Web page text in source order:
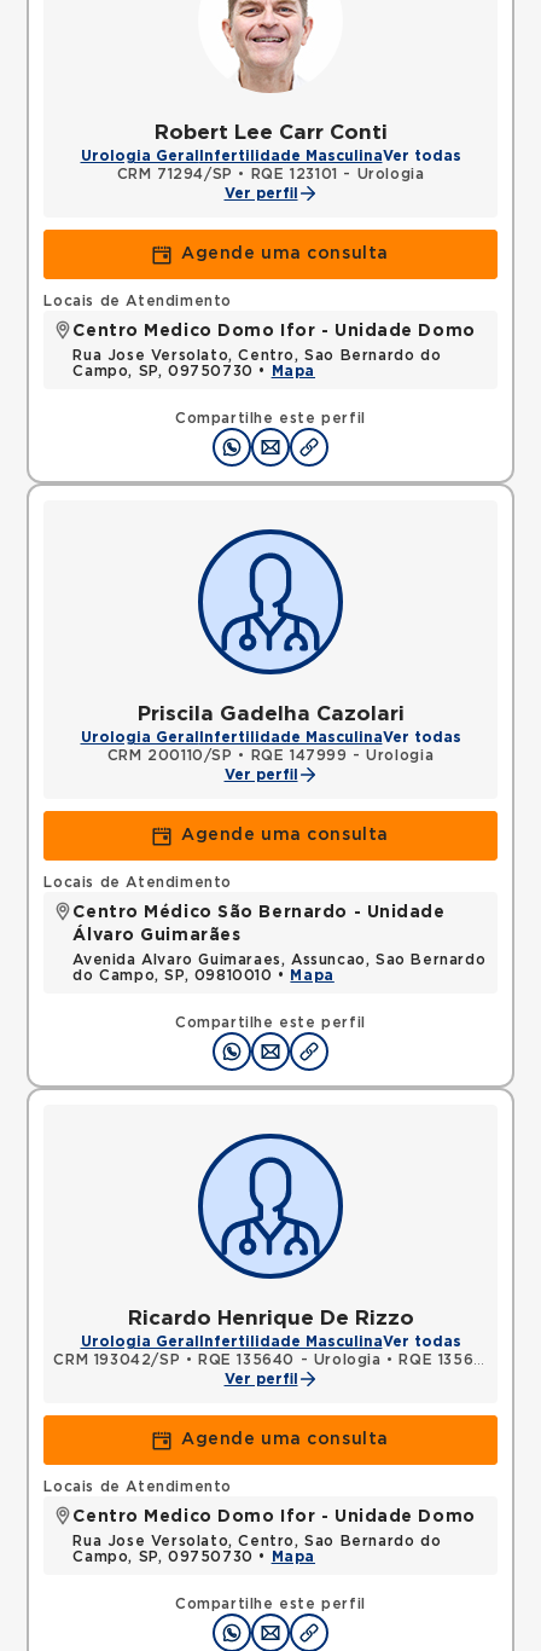
Robert Lee Carr Conti
Urologia Geral Infertilidade MasculinaVer todas
CRM 71294/SP •
RQE 123101 - Urologia
Ver perfil
Agende uma consulta
Compartilhe este perfil
Locais de Atendimento
Centro Medico Domo Ifor - Unidade Domo
Rua Jose Versolato, Centro, Sao Bernardo do
Campo, SP, 09750730 •
Mapa
Priscila Gadelha Cazolari
Urologia Geral Infertilidade MasculinaVer todas
CRM 200110/SP •
RQE 147999 - Urologia
Ver perfil
Agende uma consulta
Compartilhe este perfil
Locais de Atendimento
Centro Médico São Bernardo - Unidade
Álvaro Guimarães
Avenida Alvaro Guimaraes, Assuncao, Sao Bernardo
do Campo, SP, 09810010 •
Mapa
Ricardo Henrique De Rizzo
Urologia Geral Infertilidade MasculinaVer todas
CRM 193042/SP • RQE 135640 - Urologia •
RQE 135641 - Cirurgia geral
Ver perfil
Agende uma consulta
Compartilhe este perfil
Locais de Atendimento
Centro Medico Domo Ifor - Unidade Domo
Rua Jose Versolato, Centro, Sao Bernardo do
Campo, SP, 09750730 •
Mapa